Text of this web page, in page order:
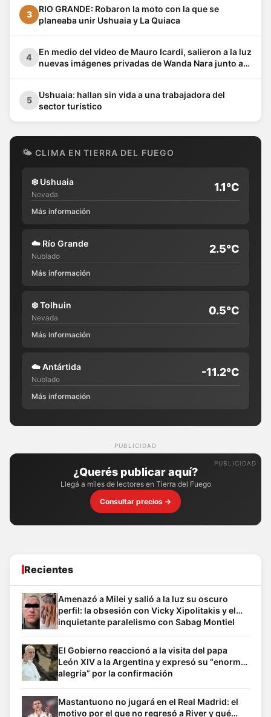
3
RIO GRANDE: Robaron la moto con la que se
planeaba unir Ushuaia y La Quiaca
4
En medio del video de Mauro Icardi, salieron a la luz
nuevas imágenes privadas de Wanda Nara junto a
5
Ushuaia: hallan sin vida a una trabajadora del
sector turístico
🌤 CLIMA EN TIERRA DEL FUEGO
❄️ Ushuaia
Nevada
1.1°C
Más información
☁️ Río Grande
Nublado
2.5°C
Más información
❄️Tolhuin
Nevada
0.5°C
Más información
☁️Antártida
Nublado
-11.2°C
Más información
PUBLICIDAD
¿Querés publicar aquí?
Llegá a miles de lectores en Tierra del Fuego
Consultar precios →
Recientes
Amenazó a Milei y salió a la luz su oscuro
perfil: la obsesión con Vicky Xipolitakis y el
inquietante paralelismo con Sabag Montiel
El Gobierno reaccionó a la visita del papa
León XIV a la Argentina y expresó su “enorme
alegría” por la confirmación
Mastantuono no jugará en el Real Madrid: el
motivo por el que no regresó a River y qué